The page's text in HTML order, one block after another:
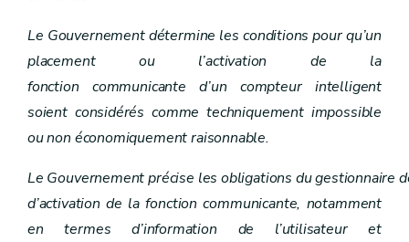
Art. 23
Art. 25
Chapitre IV
Droits et obligations du gestionnaire de réseau
Section première
Notification et permission de voirie
Art. 18
Art. 19
Art. 20
Art. 21
Art. 22
Art. 23
Art. 24
Le Gouvernement détermine les conditions pour qu’un
placement ou l’activation de la
fonction communicante d’un compteur intelligent
soient considérés comme techniquement impossible
ou non économiquement raisonnable.
Le Gouvernement précise les obligations du gestionnaire
d’activation de la fonction communicante, notamment
en termes d’information de l’utilisateur et